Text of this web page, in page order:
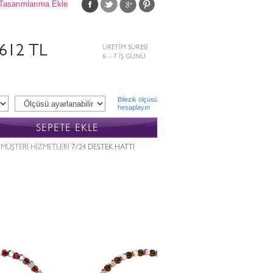
Ekle
TL
ÜRETİM SÜRESİ
6 – 7 İŞ GÜNÜ
Bilezik ölçüsü
hesaplayın
SEPETE EKLE
MÜŞTERİ HİZMETLERİ 7/24 DESTEK HATTI